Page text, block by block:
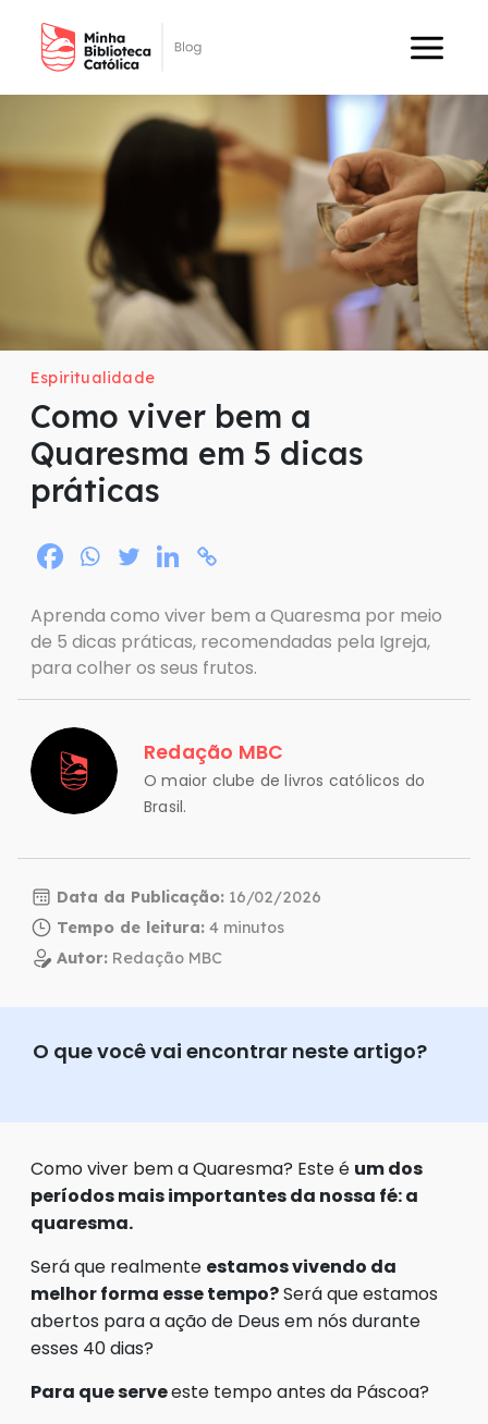
Espiritualidade
Como viver bem a
Quaresma em 5 dicas
práticas
Aprenda como viver bem a Quaresma por meio
de 5 dicas práticas, recomendadas pela Igreja,
para colher os seus frutos.
Redação MBC
O maior clube de livros católicos do
Brasil.
Data da Publicação: 16/02/2026
Tempo de leitura:
Autor: Redação MBC
O que você vai encontrar neste artigo?
Como viver bem a Quaresma? Este é um dos
períodos mais importantes da nossa fé: a
quaresma.
Será que realmente estamos vivendo da
melhor forma esse tempo?Será que estamos
abertos para a ação de Deus em nós durante
esses 40 dias?
Para que serveeste tempo antes da Páscoa?